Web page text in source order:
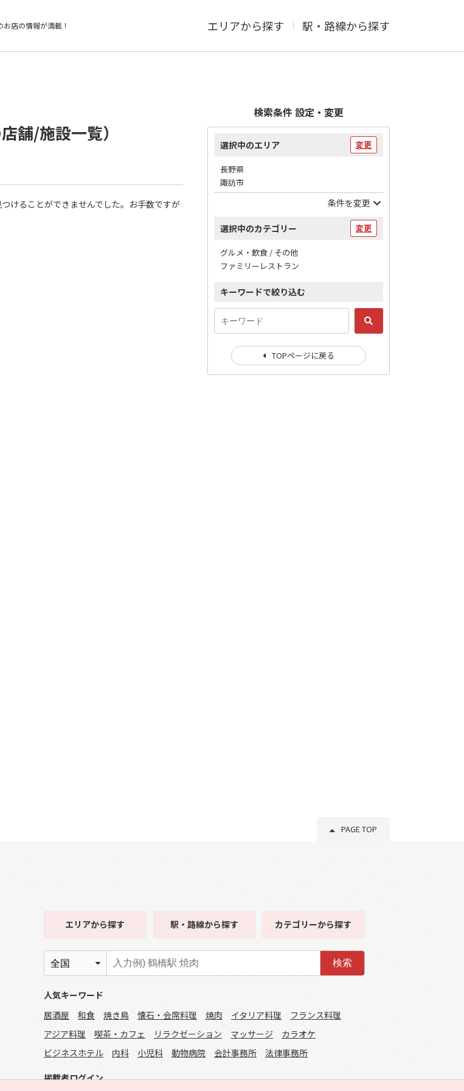
お店の情報が満載！ エリアから探す 駅・路線から探す
舗/施設一覧）
けることができませんでした。お手数ですが
検索条件 設定・変更
選択中のエリア 変更
長野県
諏訪市
条件を変更
選択中のカテゴリー 変更
グルメ・飲食 / その他
ファミリーレストラン
キーワードで絞り込む
TOPページに戻る
PAGE TOP
エリアから探す 駅・路線から探す カテゴリーから探す
検索
人気キーワード
居酒屋
和食 焼き鳥 懐石・会席料理 焼肉 イタリア料理
フランス料理
アジア料理
喫茶・カフェ リラクゼーション マッサージ
カラオケ
ビジネスホテル
内科 小児科 動物病院 会計事務所 法律事務所
掲載者ログイン